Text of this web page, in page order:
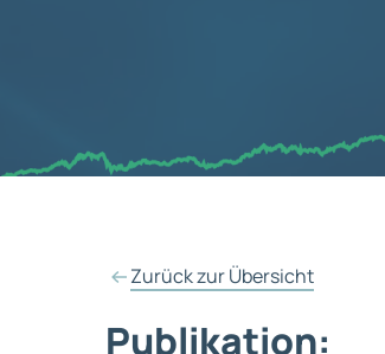
Zurück zur Übersicht
Publikation: